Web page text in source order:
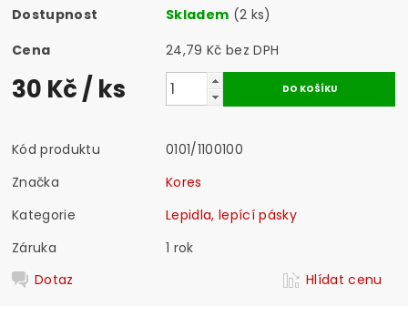
Dostupnost Skladem (2 ks)
Cena
24,79 Kč bez DPH
30 Kč/ ks
Kód produktu
0101/1100100
Značka
Kores
Kategorie
Lepidla, lepící pásky
Záruka
1 rok
Dotaz
Hlídat cenu